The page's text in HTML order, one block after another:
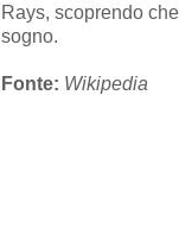
Rays, scoprendo
sogno.
Fonte: Wikipedia